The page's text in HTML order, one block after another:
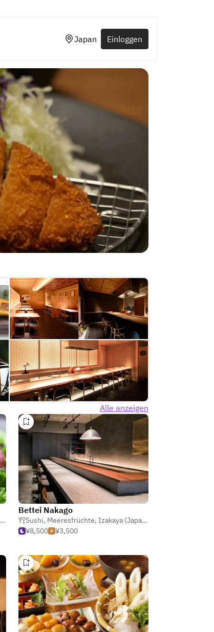
Japan Einloggen
Alle anzeigen
,Steak
Bettei Nakago
Sushi, Meeresfrüchte, Izakaya (Japanische Taverne)
¥8,500
¥3,500